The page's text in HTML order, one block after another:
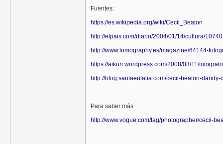
Fuentes:
https://es.wikipedia.org/wiki/Cecil_Beaton
http://elpais.com/diario/2004/01/14/cultura/
http://www.lomography.es/magazine/64144-
https://aikun.wordpress.com/2008/03/11/
http://blog.santaeulalia.com/cecil-beaton-dandy-
Para saber más:
http://www.vogue.com/tag/photographer/cecil-